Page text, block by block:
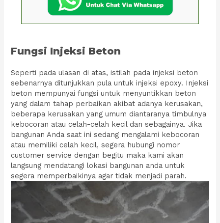
Fungsi Injeksi Beton
Seperti pada ulasan di atas, istilah pada injeksi beton
sebenarnya ditunjukkan pula untuk injeksi epoxy. Injeksi
beton mempunyai fungsi untuk menyuntikkan beton
yang dalam tahap perbaikan akibat adanya kerusakan,
beberapa kerusakan yang umum diantaranya timbulnya
kebocoran atau celah-celah kecil dan sebagainya. Jika
bangunan Anda saat ini sedang mengalami kebocoran
atau memiliki celah kecil, segera hubungi nomor
customer service dengan begitu maka kami akan
langsung mendatangi lokasi bangunan anda untuk
segera memperbaikinya agar tidak menjadi parah.